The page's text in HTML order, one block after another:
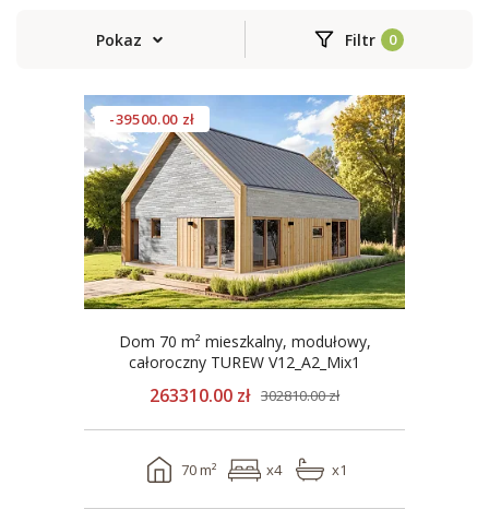
Pokaz Filtr
-39500.00 zł
Dom 70 m² mieszkalny, modułowy,
całoroczny TUREW V12_A2_Mix1
263310.00 zł 302810.00 zł
70 m² x4 x1